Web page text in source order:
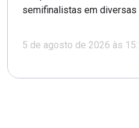
semifinalistas em diversas
5 de agosto de 2026 às